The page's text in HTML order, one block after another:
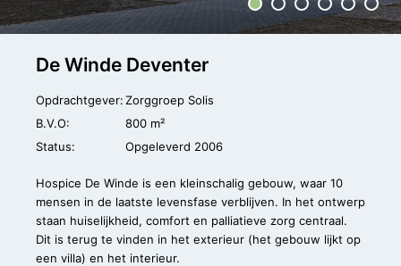
De Winde Deventer
Opdrachtgever:Zorggroep Solis
B.V.O:
800 m²
Status:
Opgeleverd 2006
Hospice De Winde is een kleinschalig gebouw, waar 10
mensen in de laatste levensfase verblijven. In het ontwerp
staan huiselijkheid, comfort en palliatieve zorg centraal.
Dit is terug te vinden in het exterieur (het gebouw lijkt op
een villa) en het interieur.